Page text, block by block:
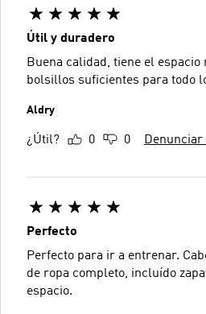
Útil y duradero
Buena calidad, tiene el espacio
bolsillos suficientes para todo
Aldry
¿Útil? 0 0
Perfecto
Perfecto para ir a entrenar.
de ropa completo, incluído
espacio.